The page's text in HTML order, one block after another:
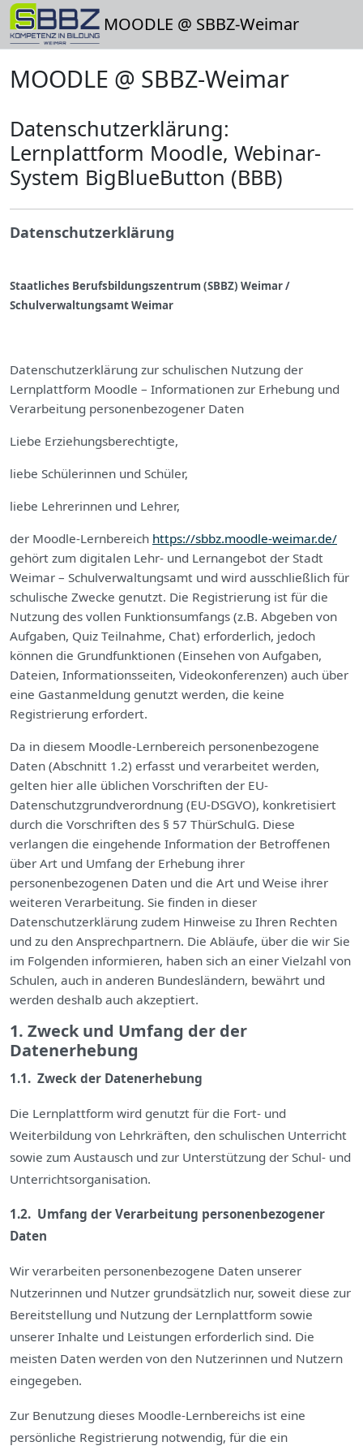
Zum Hauptinhalt
MOODLE @ SBBZ-Weimar
MOODLE @ SBBZ-Weimar
Datenschutzerklärung:
Lernplattform Moodle, Webinar-
System BigBlueButton (BBB)
Datenschutzerklärung
Staatliches Berufsbildungszentrum (SBBZ) Weimar /
Schulverwaltungsamt Weimar
Datenschutzerklärung zur schulischen Nutzung der
Lernplattform Moodle – Informationen zur Erhebung und
Verarbeitung personenbezogener Daten
Liebe Erziehungsberechtigte,
liebe Schülerinnen und Schüler,
liebe Lehrerinnen und Lehrer,
der Moodle-Lernbereich https://sbbz.moodle-weimar.de/
gehört zum digitalen Lehr- und Lernangebot der Stadt
Weimar – Schulverwaltungsamt und wird ausschließlich für
schulische Zwecke genutzt. Die Registrierung ist für die
Nutzung des vollen Funktionsumfangs (z.B. Abgeben von
Aufgaben, Quiz Teilnahme, Chat) erforderlich, jedoch
können die Grundfunktionen (Einsehen von Aufgaben,
Dateien, Informationsseiten, Videokonferenzen) auch über
eine Gastanmeldung genutzt werden, die keine
Registrierung erfordert.
Da in diesem Moodle-Lernbereich personenbezogene
Daten (Abschnitt 1.2) erfasst und verarbeitet werden,
gelten hier alle üblichen Vorschriften der EU-
Datenschutzgrundverordnung (EU-DSGVO), konkretisiert
durch die Vorschriften des § 57 ThürSchulG. Diese
verlangen die eingehende Information der Betroffenen
über Art und Umfang der Erhebung ihrer
personenbezogenen Daten und die Art und Weise ihrer
weiteren Verarbeitung. Sie finden in dieser
Datenschutzerklärung zudem Hinweise zu Ihren Rechten
und zu den Ansprechpartnern. Die Abläufe, über die wir Sie
im Folgenden informieren, haben sich an einer Vielzahl von
Schulen, auch in anderen Bundesländern, bewährt und
werden deshalb auch akzeptiert.
1. Zweck und Umfang der der
Datenerhebung
1.1. Zweck der Datenerhebung
Die Lernplattform wird genutzt für die Fort- und
Weiterbildung von Lehrkräften, den schulischen Unterricht
sowie zum Austausch und zur Unterstützung der Schul- und
Unterrichtsorganisation.
1.2. Umfang der Verarbeitung personenbezogener
Daten
Wir verarbeiten personenbezogene Daten unserer
Nutzerinnen und Nutzer grundsätzlich nur, soweit diese zur
Bereitstellung und Nutzung der Lernplattform sowie
unserer Inhalte und Leistungen erforderlich sind. Die
meisten Daten werden von den Nutzerinnen und Nutzern
eingegeben.
Zur Benutzung dieses Moodle-Lernbereichs ist eine
persönliche Registrierung notwendig, für die ein